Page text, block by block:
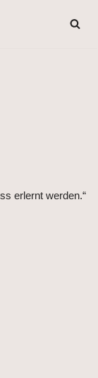
erlernt werden.“